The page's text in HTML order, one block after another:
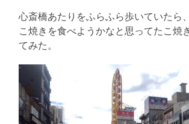
替
え
る
心斎橋あたりをふらふら歩いていたら
こ焼きを食べようかなと思ってたこ焼
てみた。